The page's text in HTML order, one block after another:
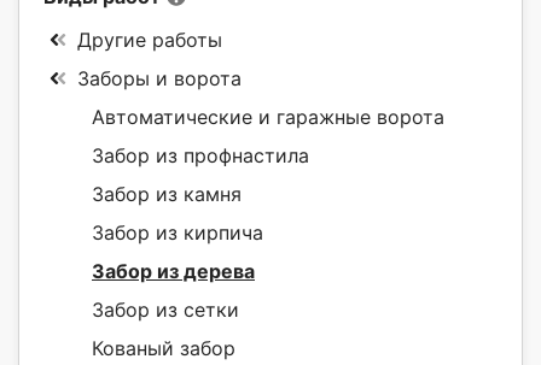
Другие работы
Заборы и ворота
Автоматические и гаражные ворота
Забор из профнастила
Забор из камня
Забор из кирпича
Забор из дерева
Забор из сетки
Кованый забор